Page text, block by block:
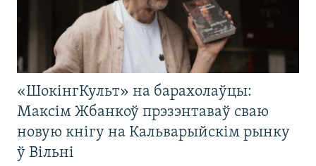
«ШокінгКульт» на барахолаўцы:
Максім Жбанкоў прэзэнтаваў сваю
новую кнігу на Кальварыйскім рынку
ў Вільні